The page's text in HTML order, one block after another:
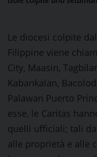
Le diocesi colpite
Filippine viene
City, Maasin,
Kabankalan,
Palawan Puerto
esse, le Caritas
quelli ufficiali; tali
alle proprietà e alle